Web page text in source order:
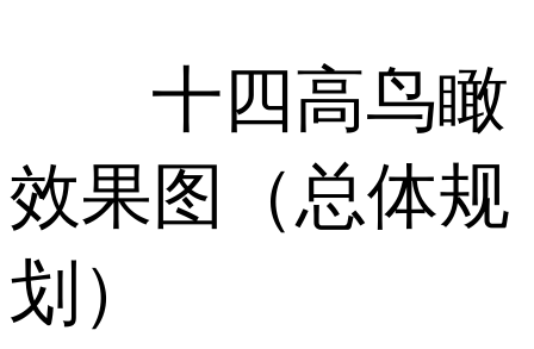
十四高鸟瞰
效果图（总体规
划）